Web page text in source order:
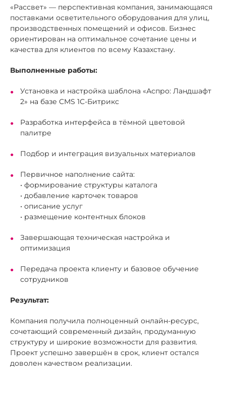
«Рассвет» — перспективная компания, занимающаяся
поставками осветительного оборудования для улиц,
производственных помещений и офисов. Бизнес
ориентирован на оптимальное сочетание цены и
качества для клиентов по всему Казахстану.
Выполненные работы:
Установка и настройка шаблона «Аспро: Ландшафт
2» на базе CMS 1С-Битрикс
Разработка интерфейса в тёмной цветовой
палитре
Подбор и интеграция визуальных материалов
Первичное наполнение сайта:
• формирование структуры каталога
• добавление карточек товаров
• описание услуг
• размещение контентных блоков
Завершающая техническая настройка и
оптимизация
Передача проекта клиенту и базовое обучение
сотрудников
Результат:
Компания получила полноценный онлайн-ресурс,
сочетающий современный дизайн, продуманную
структуру и широкие возможности для развития.
Проект успешно завершён в срок, клиент остался
доволен качеством реализации.